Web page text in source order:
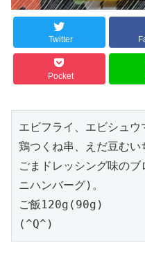
Twitter
Pocket
エビフライ、エビシュウ
鶏つくね串、えだ豆む
ごまドレッシング味の
ニハンバーグ)。
ご飯120g(90g)
(^Q^)